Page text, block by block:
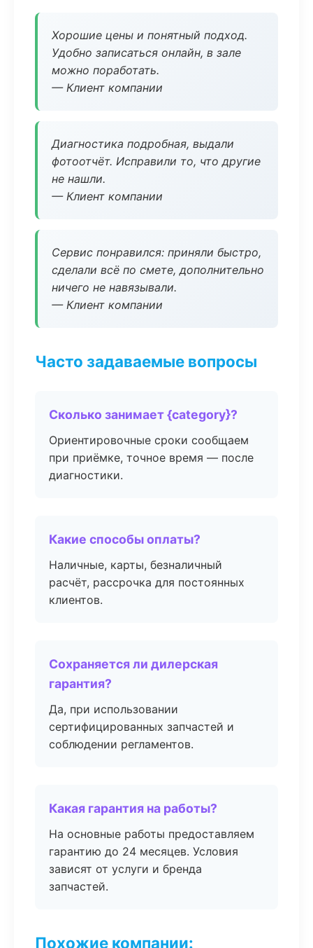
Хорошие цены и понятный подход.
Удобно записаться онлайн, в зале
можно поработать.
— Клиент компании
Диагностика подробная, выдали
фотоотчёт. Исправили то, что другие
не нашли.
— Клиент компании
Сервис понравился: приняли быстро,
сделали всё по смете, дополнительно
ничего не навязывали.
— Клиент компании
Часто задаваемые вопросы
Сколько занимает {category}?
Ориентировочные сроки сообщаем
при приёмке, точное время — после
диагностики.
Какие способы оплаты?
Наличные, карты, безналичный
расчёт, рассрочка для постоянных
клиентов.
Сохраняется ли дилерская
гарантия?
Да, при использовании
сертифицированных запчастей и
соблюдении регламентов.
Какая гарантия на работы?
На основные работы предоставляем
гарантию до 24 месяцев. Условия
зависят от услуги и бренда
запчастей.
Похожие компании: